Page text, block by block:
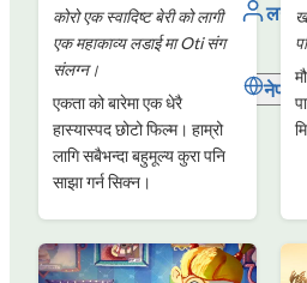
लग
नेपाली
कोरो एक स्वादिष्ट बेरी को लागी
एक महाकाव्य लडाई मा Oti संग
संलग्न।
एकता को बारेमा एक धेरै
हास्यास्पद छोटो फिल्म। हाम्रो
लागि सबैभन्दा बहुमूल्य कुरा पनि
साझा गर्न सिक्न।